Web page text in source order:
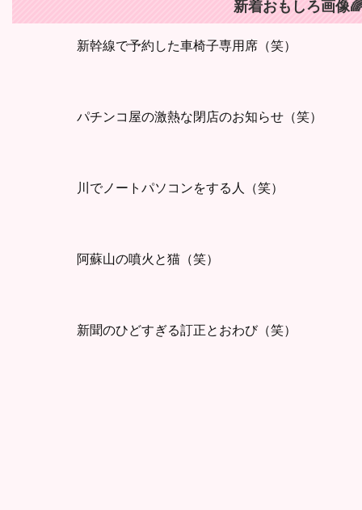
新着おもしろ画像
新幹線で予約した車椅子専用席（笑）
パチンコ屋の激熱な閉店のお知らせ（笑）
川でノートパソコンをする人（笑）
阿蘇山の噴火と猫（笑）
新聞のひどすぎる訂正とおわび（笑）